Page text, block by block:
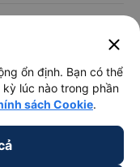
keyboard_arrow_down
close
ổn định. Bạn có thể
lúc nào trong phần
sách Cookie.